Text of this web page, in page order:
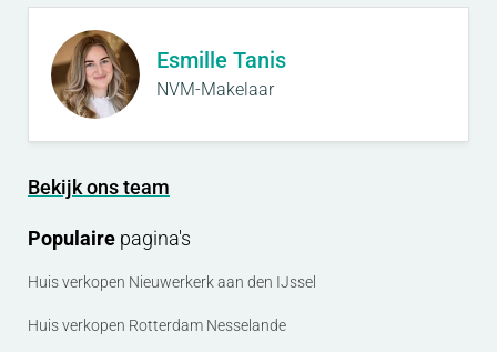
Esmille Tanis
NVM-Makelaar
Bekijk ons team
Populaire pagina's
Huis verkopen Nieuwerkerk aan den IJssel
Huis verkopen Rotterdam Nesselande